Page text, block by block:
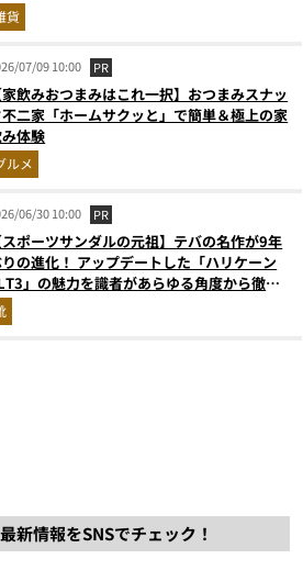
貨
07/09 10:00 PR
家飲みおつまみはこれ一択】おつまみスナッ
二家「ホームサクッと」で簡単＆極上の家
体験
ルメ
06/30 10:00 PR
スポーツサンダルの元祖】テバの名作が9年
の進化！ アップデートした「ハリケーン
」の魅力を識者があらゆる角度から徹底
！
新情報をSNSでチェック！